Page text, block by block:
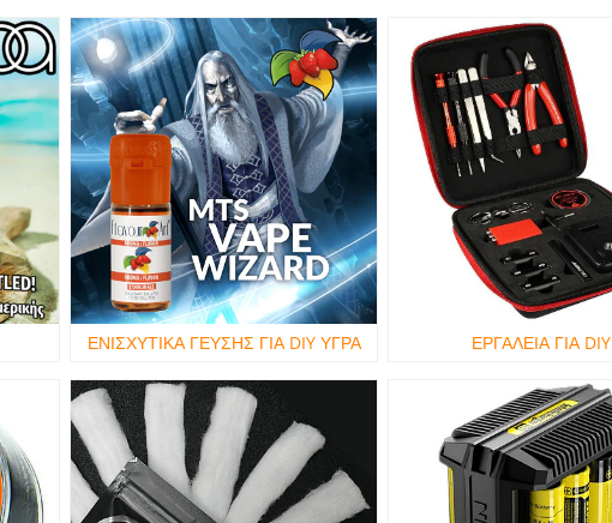
ΕΝΙΣΧΥΤΙΚΑ ΓΕΥΣΗΣ ΓΙΑ DIY ΥΓΡΑ ΕΡΓΑΛΕΙΑ ΓΙΑ DIY